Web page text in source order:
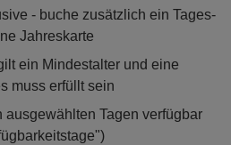
- buche zusätzlich ein Tages-
Jahreskarte
ein Mindestalter und eine
muss erfüllt sein
ausgewählten Tagen verfügbar